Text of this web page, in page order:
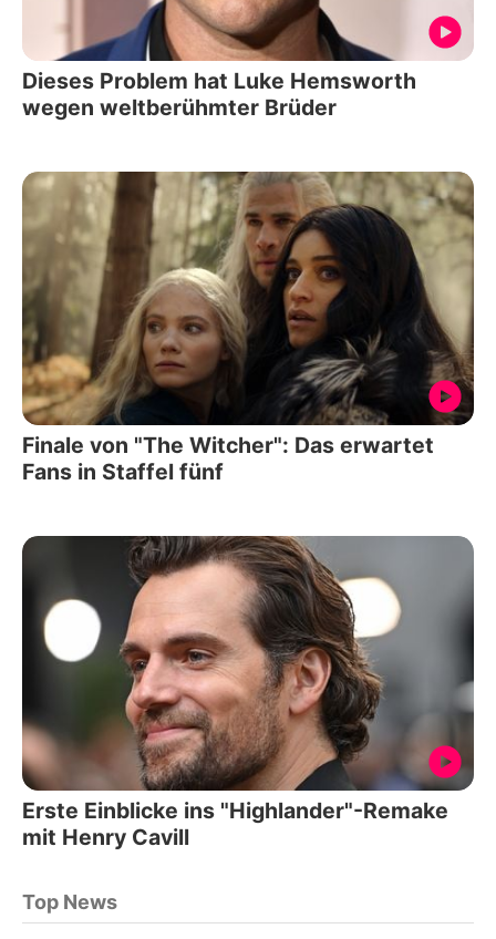
Dieses Problem hat Luke Hemsworth
wegen weltberühmter Brüder
Finale von "The Witcher": Das erwartet
Fans in Staffel fünf
Erste Einblicke ins "Highlander"-Remake
mit Henry Cavill
Top News